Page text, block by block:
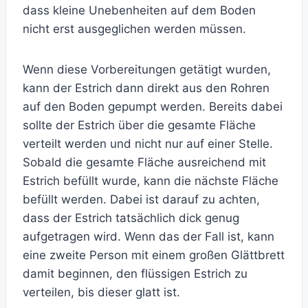
dass kleine Unebenheiten auf dem Boden
nicht erst ausgeglichen werden müssen.
Wenn diese Vorbereitungen getätigt wurden,
kann der Estrich dann direkt aus den Rohren
auf den Boden gepumpt werden. Bereits dabei
sollte der Estrich über die gesamte Fläche
verteilt werden und nicht nur auf einer Stelle.
Sobald die gesamte Fläche ausreichend mit
Estrich befüllt wurde, kann die nächste Fläche
befüllt werden. Dabei ist darauf zu achten,
dass der Estrich tatsächlich dick genug
aufgetragen wird. Wenn das der Fall ist, kann
eine zweite Person mit einem großen Glättbrett
damit beginnen, den flüssigen Estrich zu
verteilen, bis dieser glatt ist.